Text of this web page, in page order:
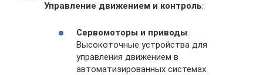
Управление движением и контроль:
Сервомоторы и приводы:
Высокоточные устройства для
управления движением в
автоматизированных системах.